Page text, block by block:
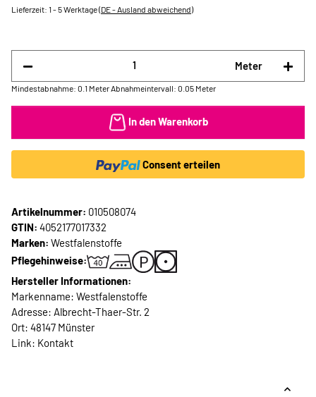
Lieferzeit: 1 - 5 Werktage(DE - Ausland abweichend)
Meter
Mindestabnahme: 0.1 Meter Abnahmeintervall: 0.05 Meter
In den Warenkorb
Consent erteilen
Artikelnummer: 010508074
GTIN: 4052177017332
Marken: Westfalenstoffe
Pflegehinweise:
Hersteller Informationen:
Markenname: Westfalenstoffe
Adresse: Albrecht-Thaer-Str. 2
Ort: 48147 Münster
Link: Kontakt